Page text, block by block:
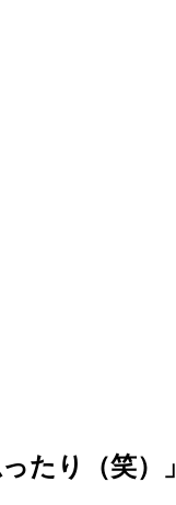
たり（笑）」